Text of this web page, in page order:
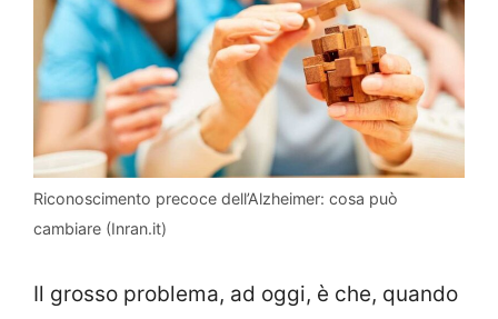
Riconoscimento precoce dell’Alzheimer: cosa può
cambiare (Inran.it)
Il grosso problema, ad oggi, è che, quando